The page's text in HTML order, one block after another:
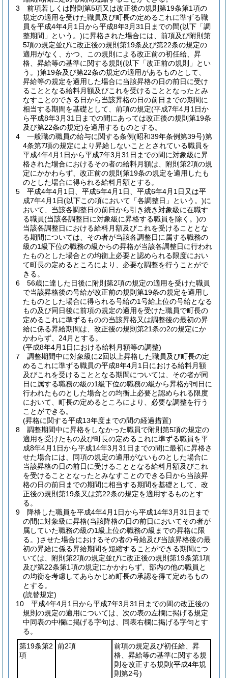
3
前項若しくは附則第5項又は改正後の規則第19条第1項の
規定の適用を受けた職員及び町長の定めるこれに準ずる職
員を平成4年4月1日から平成8年3月31日までの間(以下「調
整期間」という。)に昇格された場合には、前項及び附則第
5項の規定並びに改正後の規則第19条及び第22条の規定の
適用がなく、かつ、この規則による改正前の初任給、昇
格、昇給等の基準に関する規則 (以下「改正前の規則」とい
う。)第19条及び第22条の規定の適用があるものとして、
昇給等の規定を適用した場合に当該昇格の日の前日に受け
ることとなる給料月額及びこれを受けることとなったとみ
なすことのできる日から当該昇格の日の前日までの期間に
相当する期間を基礎として、前項の規定(平成7年4月1日か
ら平成8年3月31日までの間にあっては改正後の規則第19条
及び第22条の規定)を適用するものとする。
4
一般職の職員の給与に関する条例(昭和39年条例第39号)第
4条第7項の規定により昇給しないこととされている職員を
平成4年4月1日から平成7年3月31日までの間に対象級に昇
格された場合におけるその者の給料月額は、附則第2項の規
定にかかわらず、改正前の規則第19条の規定を適用したも
のとした場合に得られる給料月額とする。
5
平成4年4月1日、平成5年4月1日、平成6年4月1日又は平
成7年4月1日(以下この項において「各調整日」という。)に
おいて、当該各調整日の前日から引き続き対象級に在職す
る職員(当該各調整日に対象級に昇格する職員を除く。)の
当該各調整日における給料月額及びこれを受けることとな
る期間については、その者が当該各調整日に属する職務の
級の1級下位の職務の級からの昇格が当該各調整日に行われ
たものとした場合との均衡上必要と認められる限度におい
て町長の定めるところにより、必要な調整を行うことがで
きる。
6
56歳に達した日後に附則第2項の規定の適用を受けた職員
で当該昇格後の号給が改正前の規則第19条の規定を適用し
たものとした場合に得られる号給の1号給上位の号給となる
もの及び同日後に前項の規定の適用を受けた職員で町長の
定めるこれに準ずるものの当該昇格又は調整後の最初の昇
給に係る昇給期間は、改正後の規則第21条の2の規定にか
かわらず、24月とする。
(平成8年4月1日における給料月額等の調整)
7
調整期間中に対象級に2回以上昇格した職員及び町長の定
めるこれに準ずる職員の平成8年4月1日における給料月額
及びこれを受けることとなる期間については、その者が同
日に属する職務の級の1級下位の職務の級から昇格が同日に
行われたものとした場合との均衡上必要と認められる限度
において、町長の定めるところにより、必要な調整を行う
ことができる。
(昇格に関する平成13年度までの間の経過措置)
8
調整期間中に昇格をしなかった職員で附則第5項の規定の
適用を受けたもの及び町長の定めるこれに準ずる職員を平
成8年4月1日から平成14年3月31日までの間に最初に昇格さ
せた場合には、同項の規定の適用がないものとした場合に
当該昇格の日の前日に受けることとなる給料月額及びこれ
を受けることとなったとみなすことのできる日から当該昇
格の日の前日までの期間に相当する期間を基礎として、改
正後の規則第19条又は第22条の規定を適用するものとす
る。
9
降格した職員を平成4年4月1日から平成14年3月31日まで
の間に対象級に昇格(当該降格の日の前日においてその者が
属していた職務の級の1級上位の職務の級までの昇格に限
る。)させた場合におけるその者の号給及び当該昇格後の最
初の昇給に係る昇給期間を短縮することができる期間につ
いては、附則第2項の規定並びに改正後の規則第19条第1項
及び第22条第1項の規定にかかわらず、部内の他の職員と
の均衡を考慮してあらかじめ町長の承認を得て定めるもの
とする。
(読替規定)
10
平成4年4月1日から平成7年3月31日までの間の改正後の
規則の規定の適用については、次の表の左欄に掲げる規定
中同表の中欄に掲げる字句は、同表右欄に掲げる字句とす
る。
第19条第2
項
前2項
前項の規定及び初任給、昇
格、昇給等の基準に関する規
則を改正する規則 (平成4年規
則第2号)